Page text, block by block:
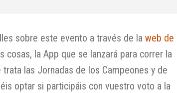
sobre este evento a través de laweb de
cosas, la App que se lanzará para correr la
las Jornadas de los Campeones y de
optar si participáis con vuestro voto a la